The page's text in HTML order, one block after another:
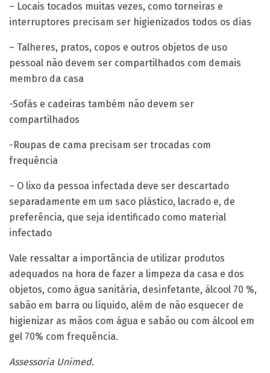
– Locais tocados muitas vezes, como torneiras e
interruptores precisam ser higienizados todos os dias
– Talheres, pratos, copos e outros objetos de uso
pessoal não devem ser compartilhados com demais
membro da casa
-Sofás e cadeiras também não devem ser
compartilhados
-Roupas de cama precisam ser trocadas com
frequência
– O lixo da pessoa infectada deve ser descartado
separadamente em um saco plástico, lacrado e, de
preferência, que seja identificado como material
infectado
Vale ressaltar a importância de utilizar produtos
adequados na hora de fazer a limpeza da casa e dos
objetos, como água sanitária, desinfetante, álcool 70 %,
sabão em barra ou líquido, além de não esquecer de
higienizar as mãos com água e sabão ou com álcool em
gel 70% com frequência.
Assessoria Unimed.